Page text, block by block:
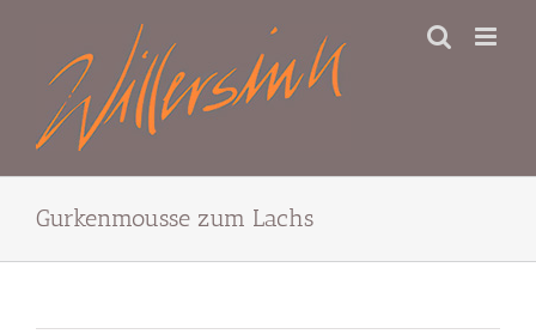
springen
Gurkenmousse zum Lachs